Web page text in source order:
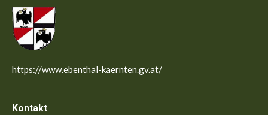
https://www.ebenthal-kaernten.gv.at/
Kontakt